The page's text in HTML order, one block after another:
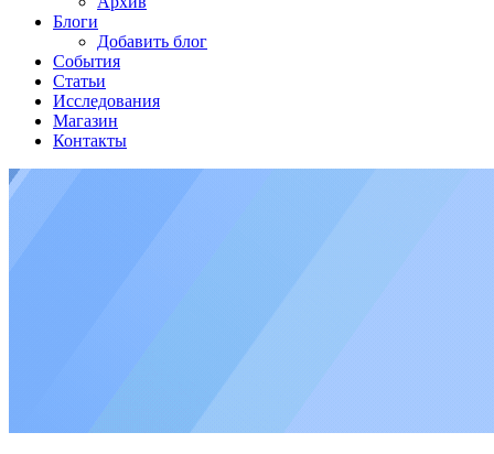
Блоги
Добавить блог
События
Статьи
Исследования
Магазин
Контакты